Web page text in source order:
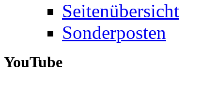
Seitenübersicht
Sonderposten
YouTube